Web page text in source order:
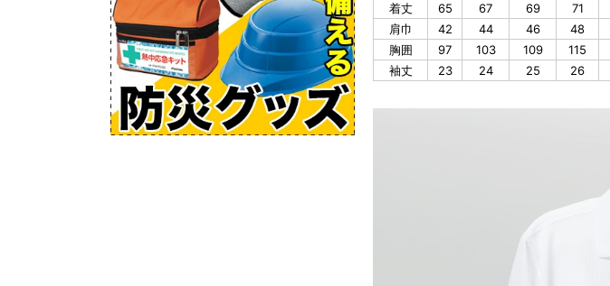
着丈
65 67 69 71
肩巾
42 44 46 48
胸囲
97 103 109 115
袖丈
23 24 25 26